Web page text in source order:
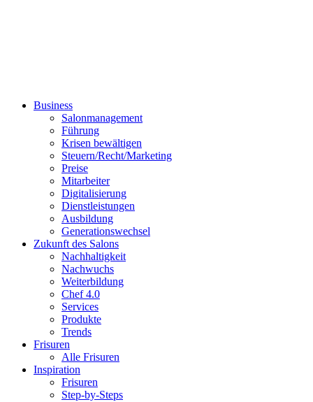
Business
Salonmanagement
Führung
Krisen bewältigen
Steuern/Recht/Marketing
Preise
Mitarbeiter
Digitalisierung
Dienstleistungen
Ausbildung
Generationswechsel
Zukunft des Salons
Nachhaltigkeit
Nachwuchs
Weiterbildung
Chef 4.0
Services
Produkte
Trends
Frisuren
Alle Frisuren
Inspiration
Frisuren
Step-by-Steps